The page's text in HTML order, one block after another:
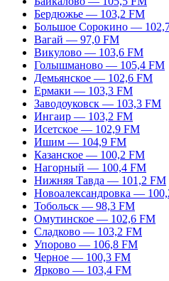
Бердюжье — 103,2 FM
Большое Сорокино —
Вагай — 97,0 FM
Викулово — 103,6 FM
Голышманово — 105,4 FM
Демьянское — 102,6 FM
Ермаки — 103,3 FM
Заводоуковск — 103,3 FM
Ингаир — 103,2 FM
Исетское — 102,9 FM
Ишим — 104,9 FM
Казанское — 100,2 FM
Нагорный — 100,4 FM
Нижняя Тавда — 101,2 FM
Новоалександровка —
Тобольск — 98,3 FM
Омутинское — 102,6 FM
Сладково — 103,2 FM
Упорово — 106,8 FM
Черное — 100,3 FM
Ярково — 103,4 FM